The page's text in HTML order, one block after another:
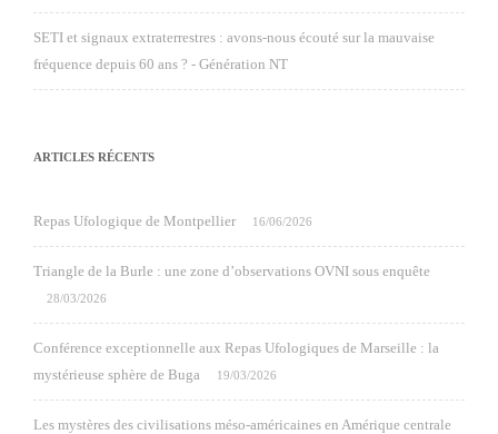
SETI et signaux extraterrestres : avons-nous écouté sur la mauvaise
fréquence depuis 60 ans ? - Génération NT
ARTICLES RÉCENTS
Repas Ufologique de Montpellier 16/06/2026
Triangle de la Burle : une zone d’observations OVNI sous enquête
28/03/2026
Conférence exceptionnelle aux Repas Ufologiques de Marseille : la
mystérieuse sphère de Buga
19/03/2026
Les mystères des civilisations méso-américaines en Amérique centrale